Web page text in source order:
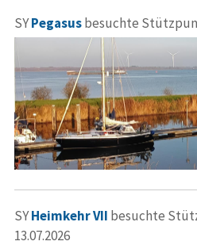
SYPegasusbesuchte
SYHeimkehr VII besuchte
13.07.2026